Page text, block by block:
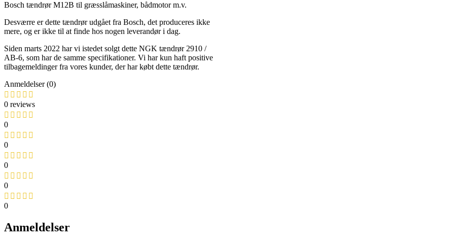
Bosch tændrør M12B til græsslåmaskiner, bådmotor m.v.
Desværre er dette tændrør udgået fra Bosch, det produceres ikke
mere, og er ikke til at finde hos nogen leverandør i dag.
Siden marts 2022 har vi istedet solgt dette NGK tændrør 2910 /
AB-6, som har de samme specifikationer. Vi har kun haft positive
tilbagemeldinger fra vores kunder, der har købt dette tændrør.
Anmeldelser (0)
0 reviews
0
0
0
0
0
Anmeldelser